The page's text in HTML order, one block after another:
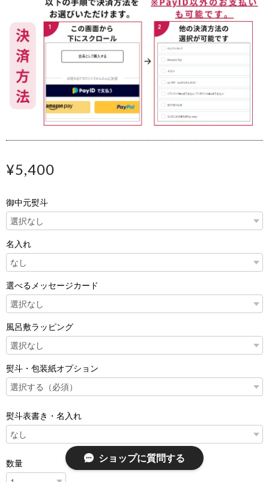
¥5,400
御中元熨斗
名入れ
選べるメッセージカード
風呂敷ラッピング
熨斗・包装紙オプション
熨斗表書き・名入れ
数量 ショップに質問する